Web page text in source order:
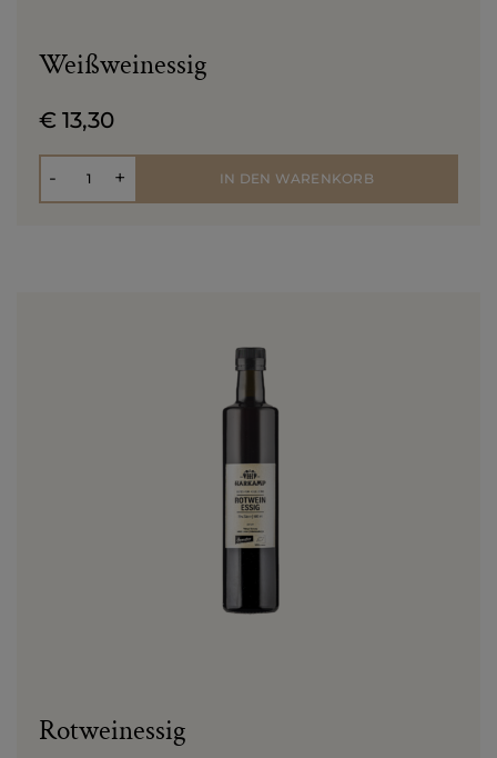
Weißweinessig
€ 13,30
-
Anzahl + IN DEN WARENKORB
Rotweinessig